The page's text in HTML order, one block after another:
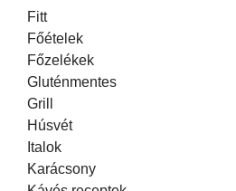
Fitt
Főételek
Főzelékek
Gluténmentes
Grill
Húsvét
Italok
Karácsony